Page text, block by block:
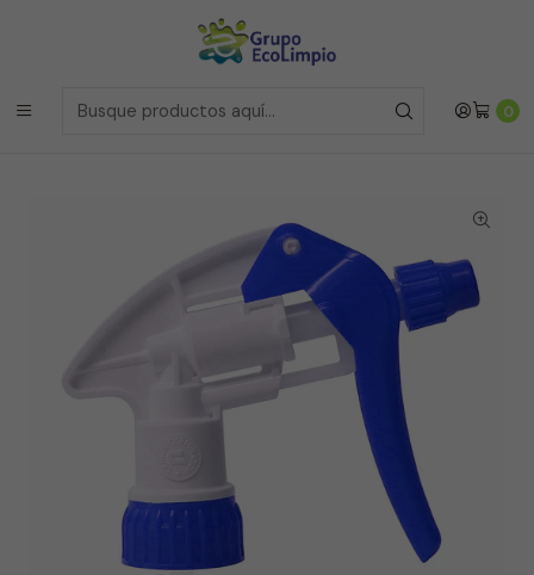
0
Envíos a la Region Metropolitana
compras antes de las 12 del medio día de
Envíos a todo Chilea traves de Bluexpress
Inicio Insumos e Implementos
Gatillo Americano SM-ST-D1 28/410 UN